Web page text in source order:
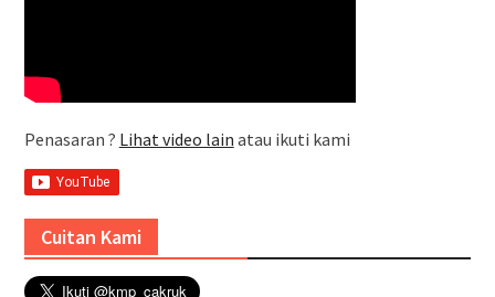
Penasaran ? Lihat video lain atau ikuti kami
Cuitan Kami